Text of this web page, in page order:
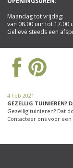
Maandag tot vrijdag:
van 08.00 uur tot 17.00
Gelieve steeds een
4 Feb 2021
GEZELLIG TUINIEREN?
Gezellig tuinieren? Dat
Contacteer ons voor een